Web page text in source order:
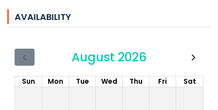
AVAILABILITY
August 2026
Sun Mon Tue Wed Thu Fri Sat